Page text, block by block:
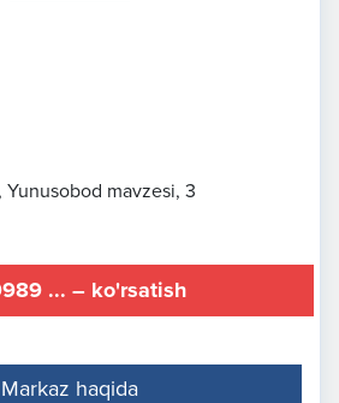
Yunusobod mavzesi, 3
... – ko'rsatish
Markaz haqida